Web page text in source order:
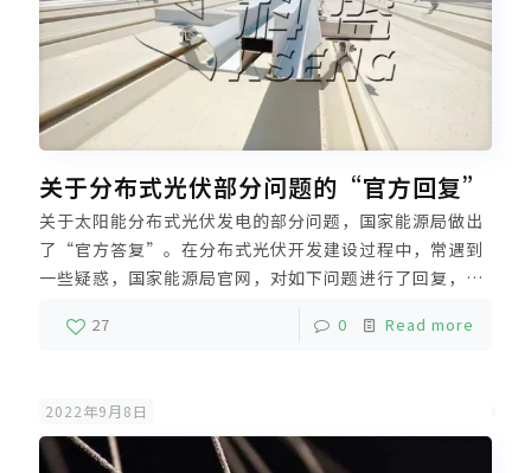
关于分布式光伏部分问题的“官方回复”
关于太阳能分布式光伏发电的部分问题，国家能源局做出
了“官方答复”。在分布式光伏开发建设过程中，常遇到
一些疑惑，国家能源局官网，对如下问题进行了回复，希
望能帮助电源开发商在项目开发、建设中遇到的问题。今
天科盛小编就科普给大家。
27 0 Read more
2022年9月8日